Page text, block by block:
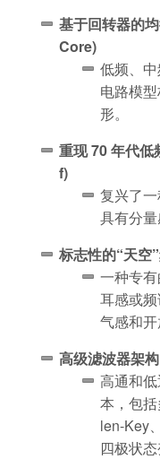
基于回转器的
Core)
低频、
电路模
形。
重现 70 年代
f)
复兴了
具有分量
标志性的“天
一种专
耳感或
气感和开
高级滤波器架
高通和
本，包
len-Key
四极状